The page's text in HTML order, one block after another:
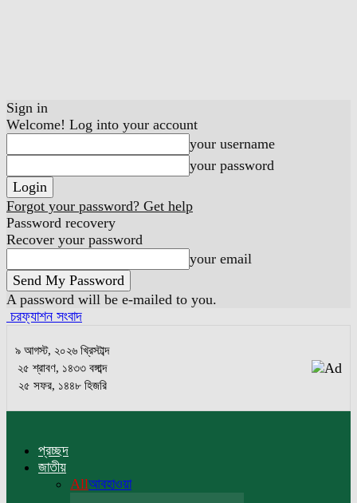
Sign in
Welcome! Log into your account
your username
your password
Forgot your password? Get help
Password recovery
Recover your password
your email
A password will be e-mailed to you.
চরফ্যাশন সংবাদ
৯ আগস্ট, ২০২৬ খ্রিস্টাব্দ
২৫ শ্রাবণ, ১৪৩৩ বঙ্গাব্দ
২৫ সফর, ১৪৪৮ হিজরি
প্রচ্ছদ
জাতীয়
Allআবহাওয়া